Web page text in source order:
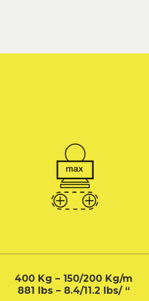
400 Kg – 150/200 Kg/m
881 Ibs – 8.4/11.2 Ibs/ “